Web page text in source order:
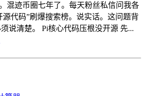
混迹币圈七年了。每天粉丝私信问我各
源代码”刷爆搜索榜。说实话。这问题背
说清楚。 Pi核心代码压根没开源 先...